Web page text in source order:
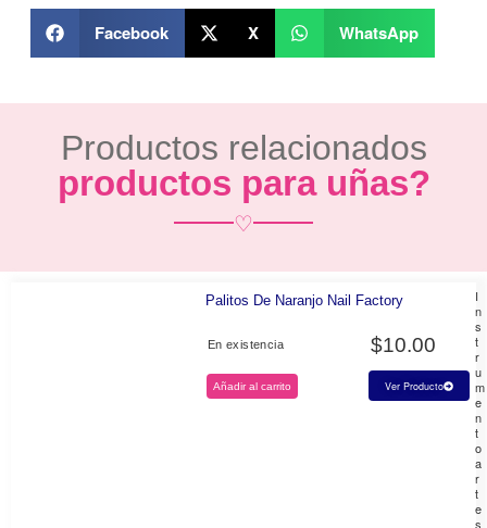
Facebook X WhatsApp
Productos relacionados
productos para uñas?
♡
Palitos De Naranjo Nail Factory
En existencia $10.00
Añadir al carrito Ver Producto
I
n
s
t
r
u
m
e
n
t
o
a
r
t
e
s